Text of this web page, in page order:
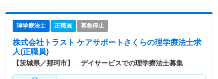
理学療法士 正職員 募集停止
株式会社トラスト ケアサポートさくらの理学療法士求
人(正職員)
【茨城県／那珂市】 デイサービスでの理学療法士募集